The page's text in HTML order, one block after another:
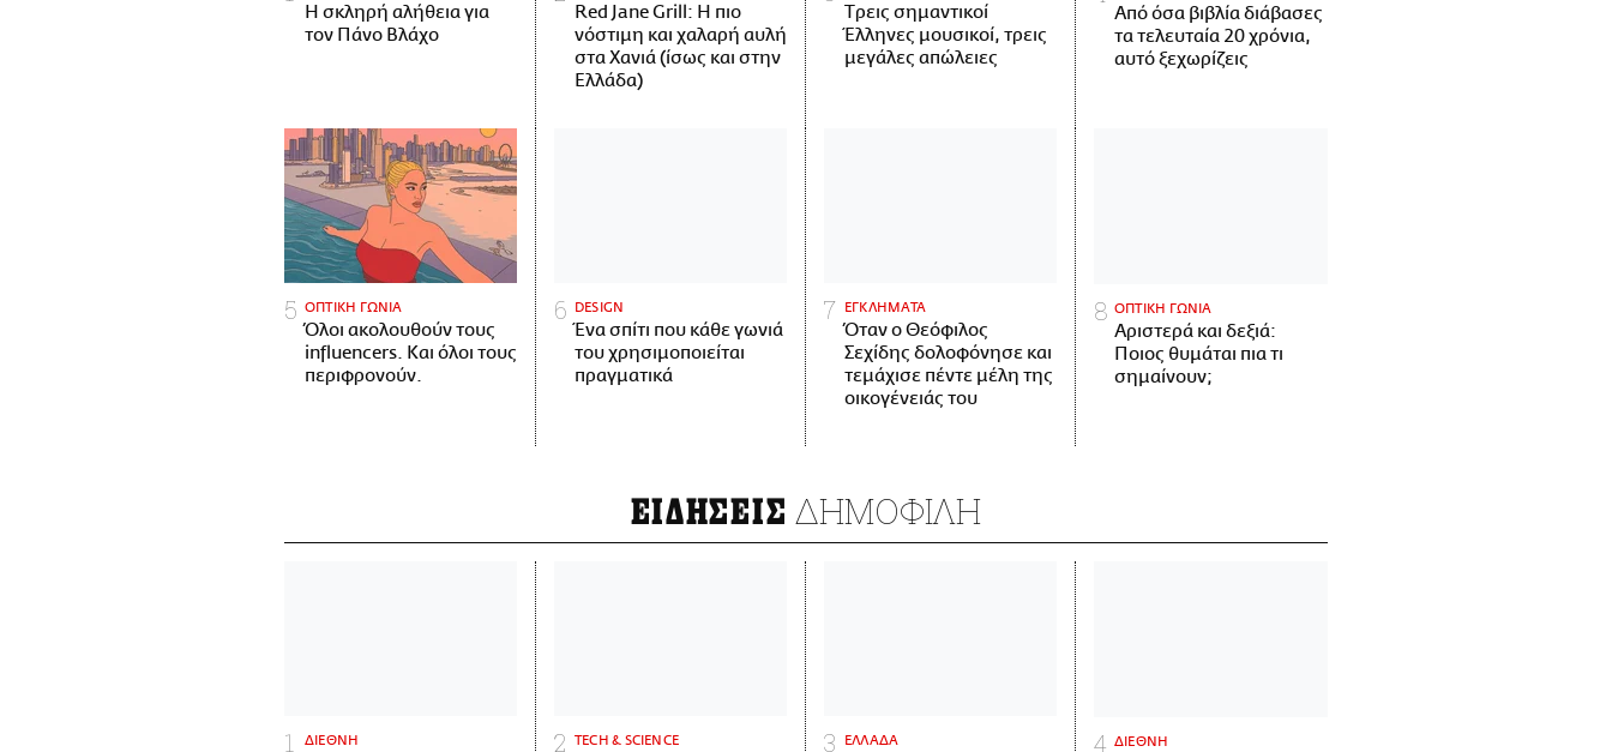
H σκληρή αλήθεια για
τον Πάνο Βλάχο
Red Jane Grill: Η πιο
νόστιμη και χαλαρή αυλή
στα Χανιά (ίσως και στην
Ελλάδα)
Tρεις σημαντικοί
Έλληνες μουσικοί, τρεις
μεγάλες απώλειες
Από όσα βιβλία διάβασες
τα τελευταία 20 χρόνια,
αυτό ξεχωρίζεις
ΟΠΤΙΚΗ ΓΩΝΙΑ
Όλοι ακολουθούν τους
influencers. Και όλοι τους
περιφρονούν.
DESIGN
Ένα σπίτι που κάθε γωνιά
του χρησιμοποιείται
πραγματικά
ΕΓΚΛΗΜΑΤΑ
Όταν ο Θεόφιλος
Σεχίδης δολοφόνησε και
τεμάχισε πέντε μέλη της
οικογένειάς του
ΟΠΤΙΚΗ ΓΩΝΙΑ
Αριστερά και δεξιά:
Ποιος θυμάται πια τι
σημαίνουν;
ΕΙΔΗΣΕΙΣ ΔΗΜΟΦΙΛΗ
ΔΙΕΘΝΗ ΤECH & SCIENCE ΕΛΛΑΔΑ ΔΙΕΘΝΗ